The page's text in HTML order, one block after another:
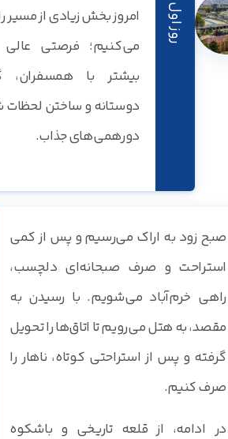
روز اول
امروز بخش زیادی از مسیر
می‌کنیم؛ فرصتی عالی
بیشتر با
دوستانه و ساختن لحظات
دورهمی‌های جذاب.
صبح زود به اراک می‌رسیم و پس از کمی
استراحت و صرف صبحانه‌ای دلچسب،
راهی خرم‌آباد می‌شویم. با رسیدن به
مقصد، به هتل می‌رویم تا اتاق‌ها را تحویل
گرفته و پس از استراحتی کوتاه، ناهار را
صرف کنیم.
در ادامه، از قلعه تاریخی و باشکوه